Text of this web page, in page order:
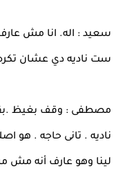
سعيد : اله. انا مش
ست ناديه دي عشان
مصطفى : وقف بغيظ
ناديه . تانى حاجه . هو
لينا وهو عارف أنه مش